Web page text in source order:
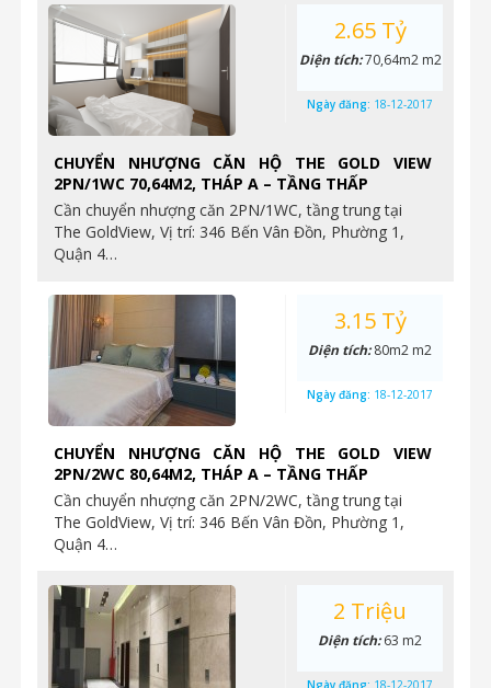
CHUYỂN NHƯỢNG CĂN HỘ THE GOLD VIEW
2PN/1WC 70,64M2, THÁP A – TẦNG THẤP
Cần chuyển nhượng căn 2PN/1WC, tầng trung tại
The GoldView, Vị trí: 346 Bến Vân Đồn, Phường 1,
Quận 4…
2.65 Tỷ
Diện tích:70,64m2 m2
Ngày đăng: 18-12-2017
CHUYỂN NHƯỢNG CĂN HỘ THE GOLD VIEW
2PN/2WC 80,64M2, THÁP A – TẦNG THẤP
Cần chuyển nhượng căn 2PN/2WC, tầng trung tại
The GoldView, Vị trí: 346 Bến Vân Đồn, Phường 1,
Quận 4…
3.15 Tỷ
Diện tích:80m2 m2
Ngày đăng: 18-12-2017
2 Triệu
Diện tích:63 m2
Ngày đăng: 18-12-2017